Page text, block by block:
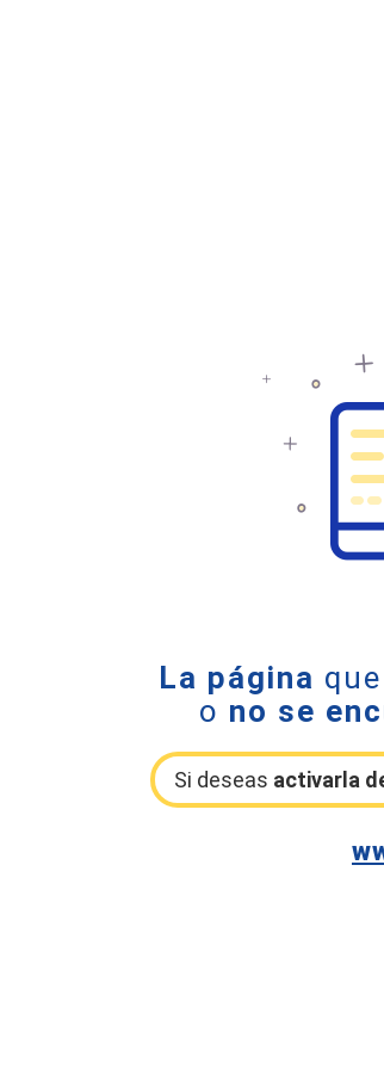
La página
o no se
Si deseas activarla